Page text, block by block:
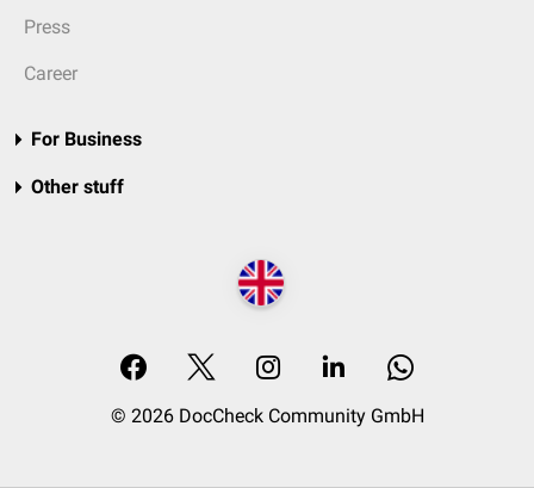
Press
Career
For Business
Other stuff
© 2026 DocCheck Community GmbH